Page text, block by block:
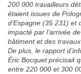
200 000 travailleurs
étaient issues de
d’Espagne (35 231) et
impacté par l’arrivée
bâtiment et des travaux
De plus, le rapport
Éric Bocquet précisait
entre 220 000 et 300